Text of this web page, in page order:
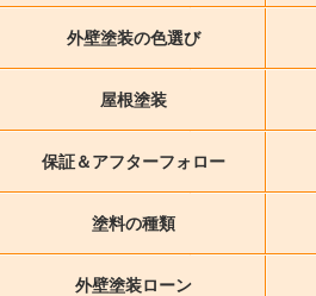
外壁塗装の色選び
屋根塗装
保証＆アフターフォロー
塗料の種類
外壁塗装ローン